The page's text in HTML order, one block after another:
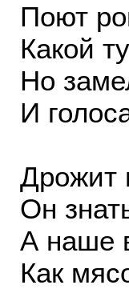
Поют
Какой
Но
И
Дрожит
Он
А наше
Как